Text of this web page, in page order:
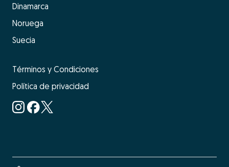
Dinamarca
Noruega
Suecia
Términos y Condiciones
Política de privacidad